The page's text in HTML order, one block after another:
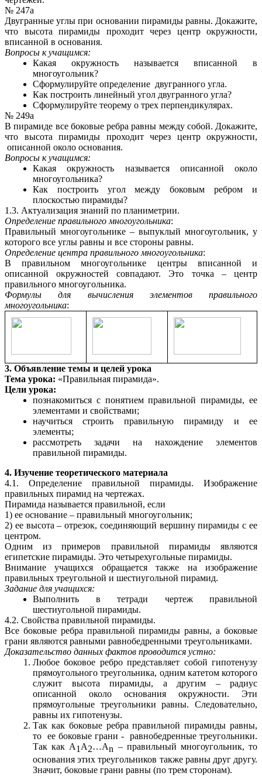
№ 247а
Двугранные углы при основании пирамиды равны. Докажите,
что высота пирамиды проходит через центр окружности,
вписанной в основания.
Вопросы к учащимся:
Какая окружность называется вписанной в
многоугольник?
Сформулируйте определение двугранного угла.
Как построить линейный угол двугранного угла?
Сформулируйте теорему о трех перпендикулярах.
№ 249а
В пирамиде все боковые ребра равны между собой. Докажите,
что высота пирамиды проходит через центр окружности,
описанной около основания.
Вопросы к учащимся:
Какая окружность называется описанной около
многоугольника?
Как построить угол между боковым ребром и
плоскостью пирамиды?
1.3. Актуализация знаний по планиметрии.
Определение правильного многоугольника:
Правильный многоугольнике – выпуклый многоугольник, у
которого все углы равны и все стороны равны.
Определение центра правильного многоугольника:
В правильном многоугольнике центры вписанной и
описанной окружностей совпадают. Это точка – центр
правильного многоугольника.
Формулы для вычисления элементов правильного
многоугольника:
3. Объявление темы и целей урока
Тема урока: «Правильная пирамида».
Цели урока:
познакомиться с понятием правильной пирамиды, ее
элементами и свойствами;
научиться строить правильную пирамиду и ее
элементы;
рассмотреть задачи на нахождение элементов
правильной пирамиды.
4. Изучение теоретического материала
4.1. Определение правильной пирамиды. Изображение
правильных пирамид на чертежах.
Пирамида называется правильной, если
1) ее основание – правильный многоугольник;
2) ее высота – отрезок, соединяющий вершину пирамиды с ее
центром.
Одним из примеров правильной пирамиды являются
египетские пирамиды. Это четырехугольные пирамиды.
Внимание учащихся обращается также на изображение
правильных треугольной и шестиугольной пирамид.
Задание для учащихся:
Выполнить в тетради чертеж правильной
шестиугольной пирамиды.
4.2. Свойства правильной пирамиды.
Все боковые ребра правильной пирамиды равны, а боковые
грани являются равными равнобедренными треугольниками.
Доказательство данных фактов проводится устно:
Любое боковое ребро представляет собой гипотенузу
прямоугольного треугольника, одним катетом которого
служит высота пирамиды, а другим – радиус
описанной около основания окружности. Эти
прямоугольные треугольники равны. Следовательно,
равны их гипотенузы.
Так как боковые ребра правильной пирамиды равны,
то ее боковые грани - равнобедренные треугольники.
Так как А1А2…Аn – правильный многоугольник, то
основания этих треугольников также равны друг другу.
Значит, боковые грани равны (по трем сторонам).